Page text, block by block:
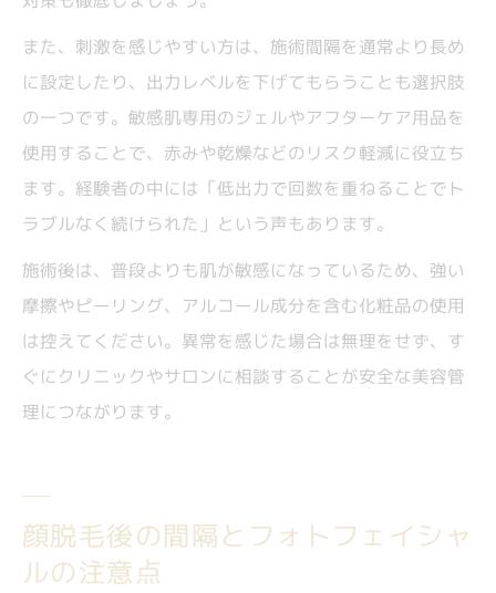
また、刺激を感じやすい方は、施術間隔を通常より長め
に設定したり、出力レベルを下げてもらうことも選択肢
の一つです。敏感肌専用のジェルやアフターケア用品を
使用することで、赤みや乾燥などのリスク軽減に役立ち
ます。経験者の中には「低出力で回数を重ねることでト
ラブルなく続けられた」という声もあります。
施術後は、普段よりも肌が敏感になっているため、強い
摩擦やピーリング、アルコール成分を含む化粧品の使用
は控えてください。異常を感じた場合は無理をせず、す
ぐにクリニックやサロンに相談することが安全な美容管
理につながります。
顔脱毛後の間隔とフォトフェイシャ
ルの注意点